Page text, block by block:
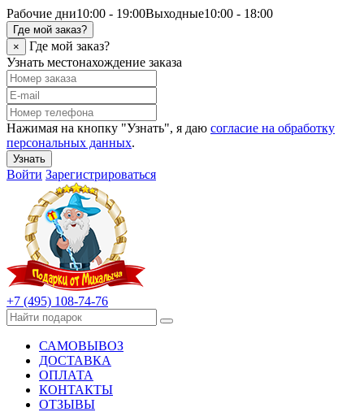
Рабочие дни10:00 - 19:00Выходные10:00 - 18:00
Где мой заказ?
×
Где мой заказ?
Узнать местонахождение заказа
Нажимая на кнопку "Узнать", я даю согласие на обработку
персональных данных.
Узнать
Войти Зарегистрироваться
+7 (495) 108-74-76
САМОВЫВОЗ
ДОСТАВКА
ОПЛАТА
КОНТАКТЫ
ОТЗЫВЫ